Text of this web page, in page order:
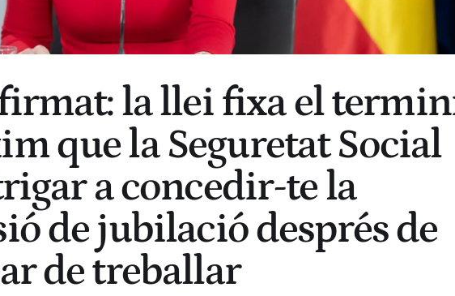
la llei fixa el
que la Seguretat Social
a concedir-te la
de jubilació després de
de treballar